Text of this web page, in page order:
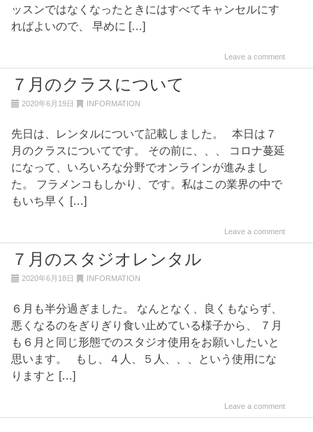
ッスンではなくなったときにはすべてキャンセルにす
ればよいので、 早めに […]
Leave a comment
７月のクラスについて
2020年6月19日 INFORMATION
先日は、レンタルについて記載しました。 本日は７
月のクラスについてです。 その前に、、、 コロナ蔓延
になって、いろいろな分野でオンラインが進みまし
た。 フラメンコもしかり、です。私はこの業界の中で
もいち早く […]
Leave a comment
７月のスタジオレンタル
2020年6月18日 INFORMATION
６月も半分過ぎました。 なんとなく、良くもならず、
悪くなるのをぎりぎり食い止めている様子から、 ７月
も６月と同じ形態でのスタジオ使用をお願いしたいと
思います。 もし、４人、５人、、、という使用にな
りますと […]
Leave a comment